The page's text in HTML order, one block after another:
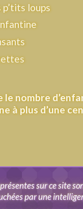
p’tits loups
le nombre
à plus d’une
sur ce site
par une